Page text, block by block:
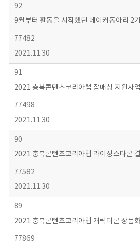
92
9월부터 활동을 시작했던 메이커동아리 2
77482
2021.11.30
91
2021 충북콘텐츠코리아랩 잡매칭 지원사
77498
2021.11.30
90
2021 충북콘텐츠코리아랩 라이징스타콘
77582
2021.11.30
89
2021 충북콘텐츠코리아랩 캐릭터콘 상품
77869